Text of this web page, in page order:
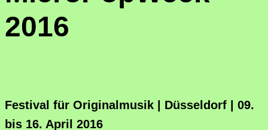
2016
Festival für Originalmusik | Düsseldorf | 09.
bis 16. April 2016